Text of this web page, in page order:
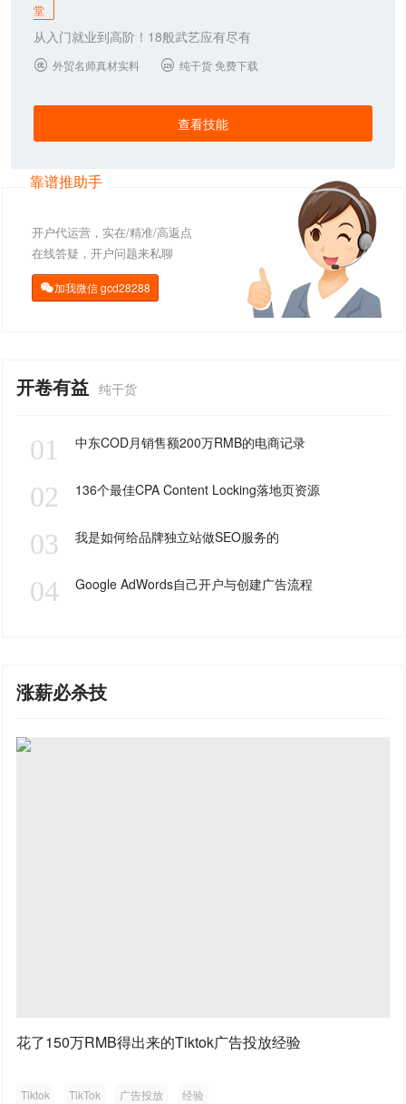
堂
从入门就业到高阶！18般武艺应有尽有
 外贸名师真材实料  纯干货 免费下载
查看技能
靠谱推助手
开户代运营，实在/精准/高返点
在线答疑，开户问题来私聊
加我微信gcd28288
开卷有益 纯干货
01 中东COD月销售额200万RMB的电商记录
02 136个最佳CPA Content Locking落地页资源
03 我是如何给品牌独立站做SEO服务的
04 Google AdWords自己开户与创建广告流程
涨薪必杀技
花了150万RMB得出来的Tiktok广告投放经验
Tiktok TikTok 广告投放 经验